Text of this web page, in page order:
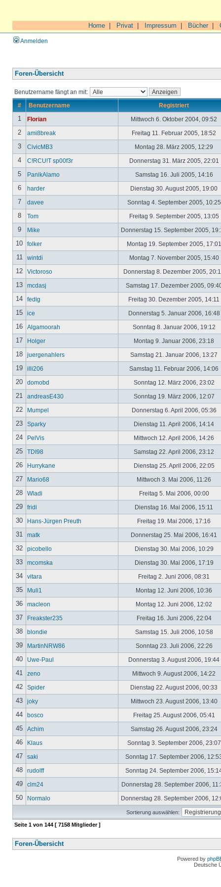
Home Privat Impressum Bücher|
Anmelden
Foren-Übersicht
Benutzername fängt an mit:
# Benutzername Registriert
1 Florian Mittwoch 6. Oktober 2004, 09:52
2 ami8break Freitag 11. Februar 2005, 18:52
3 CivicMB3 Montag 28. März 2005, 12:29
4 C!RCU!T sp00f3r Donnerstag 31. März 2005, 22:01
5 PanikAlamo Samstag 16. Juli 2005, 14:16
6 harder Dienstag 30. August 2005, 19:00
7 davee Sonntag 4. September 2005,
8 Tom Freitag 9. September 2005, 13:05
9 Mike Donnerstag 15. September 2005,
10 folker Montag 19. September 2005,
11 wintdi Montag 7. November 2005, 15:40
12 Victoroso Donnerstag 8. Dezember 2005,
13 mcdasj Samstag 17. Dezember 2005,
14 fedig Freitag 30. Dezember 2005, 14:11
15 ice Donnerstag 5. Januar 2006, 16:48
16 Algamoorah Sonntag 8. Januar 2006, 19:12
17 Holger Montag 9. Januar 2006, 23:18
18 juergenahlers Samstag 21. Januar 2006, 13:27
19 illi206 Samstag 11. Februar 2006, 14:06
20 domobd Sonntag 12. März 2006, 23:02
21 andreasE430 Sonntag 19. März 2006, 12:07
22 Mumpel Donnerstag 6. April 2006, 05:36
23 Sparky Dienstag 11. April 2006, 14:14
24 PelVis Mittwoch 12. April 2006, 14:26
25 TDI98 Samstag 22. April 2006, 23:12
26 Hurrykane Dienstag 25. April 2006, 22:05
27 Mario68 Mittwoch 3. Mai 2006, 11:26
28 Wladi Freitag 5. Mai 2006, 00:00
29 fridi Dienstag 16. Mai 2006, 15:11
30 Hans-Jürgen Preuth Freitag 19. Mai 2006, 17:16
31 matk Donnerstag 25. Mai 2006, 16:41
32 picobello Dienstag 30. Mai 2006, 10:29
33 mcomska Dienstag 30. Mai 2006, 17:19
34 vitara Freitag 2. Juni 2006, 08:31
35 Muli1 Montag 12. Juni 2006, 10:36
36 macleon Montag 12. Juni 2006, 12:02
37 Freakster235 Freitag 16. Juni 2006, 22:04
38 blondie Samstag 15. Juli 2006, 10:58
39 MartinNRW86 Sonntag 23. Juli 2006, 22:26
40 Uwe-Paul Donnerstag 3. August 2006, 19:44
41 zeno Mittwoch 9. August 2006, 14:22
42 Spider Dienstag 22. August 2006, 00:33
43 joky Mittwoch 23. August 2006, 13:40
44 bosco Freitag 25. August 2006, 05:41
45 Achim Samstag 26. August 2006, 23:24
46 Klaus Sonntag 3. September 2006,
47 saki Sonntag 17. September 2006,
48 rudolff Sonntag 24. September 2006,
49 clm24 Donnerstag 28. September 2006,
50 Normalo Donnerstag 28. September 2006,
Sortierung auswählen:
Seite 1 von 144 [ 7158 Mitglieder ]
Foren-Übersicht
Powered by
Deutsche